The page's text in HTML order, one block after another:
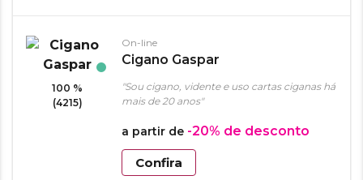
100 %
(4215)
On-line
Cigano Gaspar
"Sou cigano, vidente e uso cartas ciganas há
mais de 20 anos"
a partir de -20% de desconto
Confira